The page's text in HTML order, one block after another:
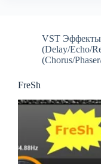
VST Эффекты
(Delay/Echo/
(Chorus/
FreSh